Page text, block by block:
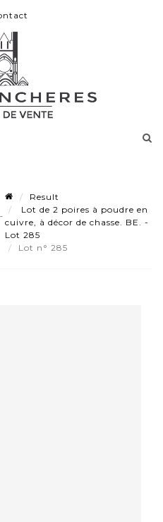
Result
Lot de 2 poires à poudre en
cuivre, à décor de chasse. BE. -
Lot 285
Lot n° 285